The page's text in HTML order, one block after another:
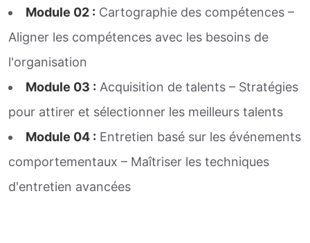
Module 02 : Cartographie des compétences –
Aligner les compétences avec les besoins de
l'organisation
Module 03 : Acquisition de talents – Stratégies
pour attirer et sélectionner les meilleurs talents
Module 04 : Entretien basé sur les événements
comportementaux – Maîtriser les techniques
d'entretien avancées